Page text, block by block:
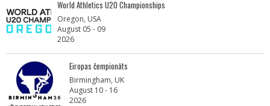
World Athletics U20 Championships
Oregon, USA
August 05 - 09
2026
Eiropas čempionāts
Birmingham, UK
August 10 - 16
2026